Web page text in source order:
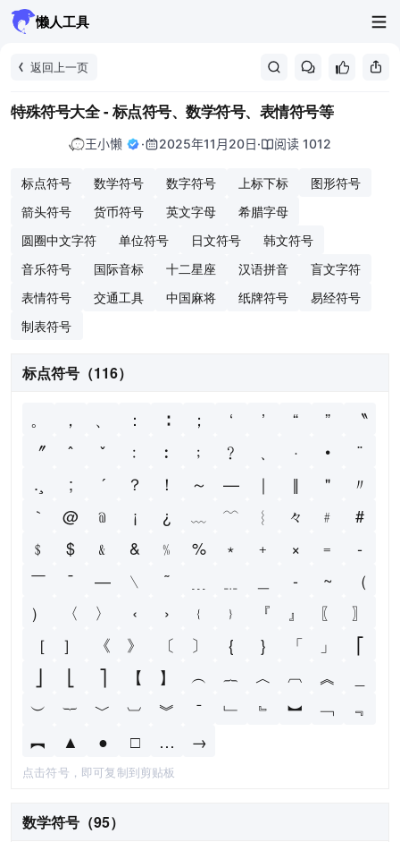
懒人工具
返回上一页
特殊符号大全 - 标点符号、数学符号、表情符号等
王小懒 · 2025年11月20日· 阅读 1012
标点符号 数学符号 数字符号 上标下标
图形符号
箭头符号
货币符号 英文字母
希腊字母
圆圈中文字符
单位符号 日文符号
韩文符号
音乐符号
国际音标 十二星座 汉语拼音
盲文字符
表情符号
交通工具 中国麻将 纸牌符号
易经符号
制表符号
标点符号（116）
。 ， 、 ： ∶ ； ‘ ’ “ ”
〝
〞
ˆ ˇ ﹕ ︰ ﹔ ﹖ · •
¨
.¸
; ´ ？ ！ ～ — ｜ ‖ ＂
〃
｀
@ ﹫ ¡ ¿ ﹏ ﹋ ︴ 々 ﹟
#
﹩
$ ﹠ & ﹪ % ﹡ ﹢ × ﹦
‐
￣
¯ ― ﹨ ˜ - ~
（
）
〈 〉 ‹ › ﹛ ﹜ 『 』 〖
〗
［
］ 《 》 〔 〕 { } 「 」
⎡
⎦
⎣ ⎤ 【 】 ︵ ︷ ︿ ︹ ︽
︶
︸ ﹀ ︺ ︾ ˉ ﹂ ﹄ ︼ ﹁
﹃
︻
▲ ● □ … →
点击符号，即可复制到剪贴板
数学符号（95）